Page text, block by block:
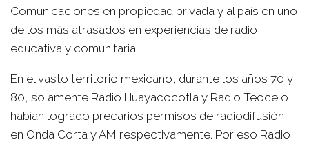
Comunicaciones en propiedad privada y al país en uno
de los más atrasados en experiencias de radio
educativa y comunitaria.
En el vasto territorio mexicano, durante los años 70 y
80, solamente Radio Huayacocotla y Radio Teocelo
habían logrado precarios permisos de radiodifusión
en Onda Corta y AM respectivamente. Por eso Radio